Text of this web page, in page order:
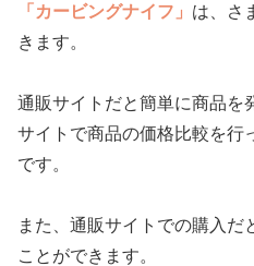
「カービングナイフ」 は、さ
きます。
通販サイトだと簡単に商品を
サイトで商品の価格比較を行
です。
また、通販サイトでの購入だ
ことができます。